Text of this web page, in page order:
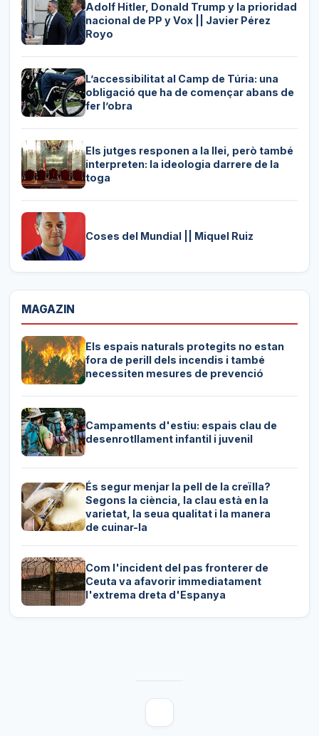
Adolf Hitler, Donald Trump y la prioridad
nacional de PP y Vox || Javier Pérez
Royo
L’accessibilitat al Camp de Túria: una
obligació que ha de començar abans de
fer l’obra
Els jutges responen a la llei, però també
interpreten: la ideologia darrere de la
toga
Coses del Mundial || Miquel Ruiz
MAGAZIN
Els espais naturals protegits no estan
fora de perill dels incendis i també
necessiten mesures de prevenció
Campaments d'estiu: espais clau de
desenrotllament infantil i juvenil
És segur menjar la pell de la creïlla?
Segons la ciència, la clau està en la
varietat, la seua qualitat i la manera
de cuinar-la
Com l'incident del pas fronterer de
Ceuta va afavorir immediatament
l'extrema dreta d'Espanya